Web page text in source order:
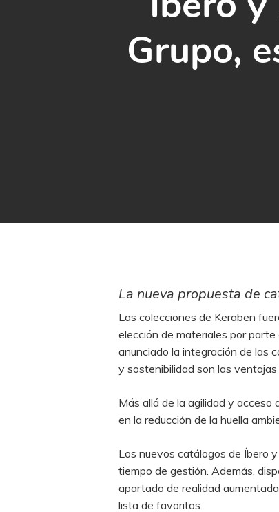
Grupo,
La nueva propuesta de
Las colecciones de Keraben
elección de materiales por
anunciado la integración de las
y sostenibilidad son las
Más allá de la agilidad y acceso
en la reducción de la huella
Los nuevos catálogos de Íbero
tiempo de gestión. Además,
apartado de realidad
lista de favoritos.